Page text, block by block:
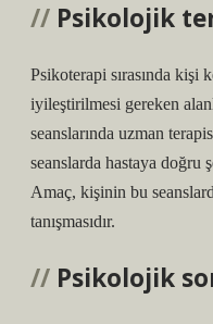
Psikolojik
Psikoterapi sırasında kişi
iyileştirilmesi gereken
seanslarında uzman
seanslarda hastaya doğru
Amaç, kişinin bu
tanışmasıdır.
Psikolojik